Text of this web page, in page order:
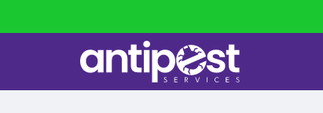
Punaises de lit